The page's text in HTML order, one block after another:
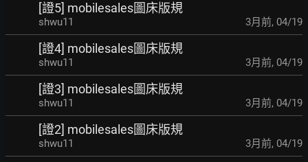
[證5] mobilesales圖床版規
shwu11 3月前, 04/19
[證4] mobilesales圖床版規
shwu11 3月前, 04/19
[證3] mobilesales圖床版規
shwu11 3月前, 04/19
[證2] mobilesales圖床版規
shwu11 3月前, 04/19